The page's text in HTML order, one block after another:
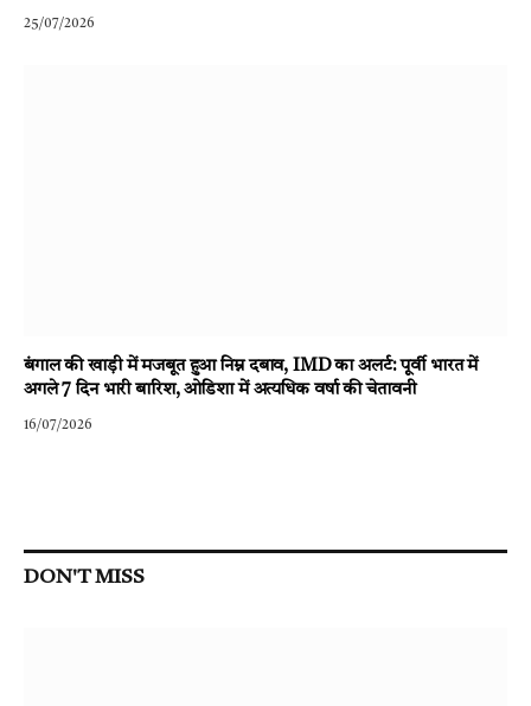
25/07/2026
बंगाल की खाड़ी में मजबूत हुआ निम्न दबाव, IMD का अलर्ट: पूर्वी भारत में
अगले 7 दिन भारी बारिश, ओडिशा में अत्यधिक वर्षा की चेतावनी
16/07/2026
DON'T MISS